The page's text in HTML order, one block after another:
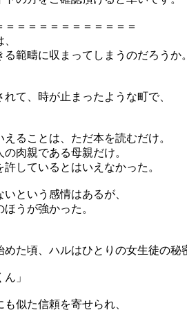
＝＝＝＝＝＝＝＝＝＝＝＝
範疇に収まってしまうのだろうか。
て、時が止まったような町で、
ることは、ただ本を読むだけ。
肉親である母親だけ。
しているとはいえなかった。
という感情はあるが、
うが強かった。
た頃、ハルはひとりの女生徒の秘
」
似た信頼を寄せられ、